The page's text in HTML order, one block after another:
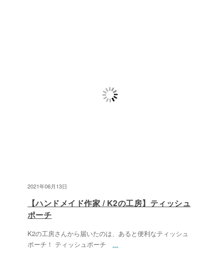
2021年06月13日
【ハンドメイド作家 / K2の工房】ティッシュ
ポーチ
K2の工房さんから届いたのは、あると便利なティッシュ
ポーチ！ ティッシュポーチ ...